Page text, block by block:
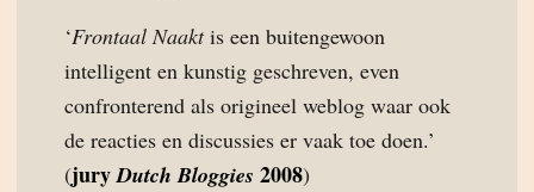
‘Frontaal Naaktis een buitengewoon
intelligent en kunstig geschreven, even
confronterend als origineel weblog waar ook
de reacties en discussies er vaak toe doen.’
(juryDutch Bloggies 2008)